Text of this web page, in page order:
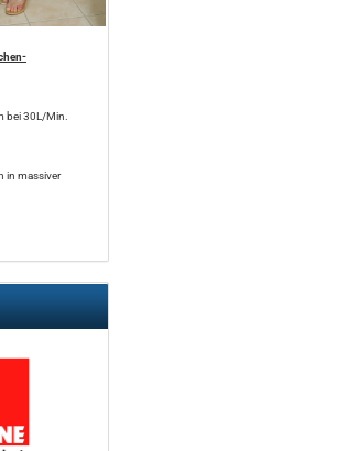
bei 30L/Min.
in massiver